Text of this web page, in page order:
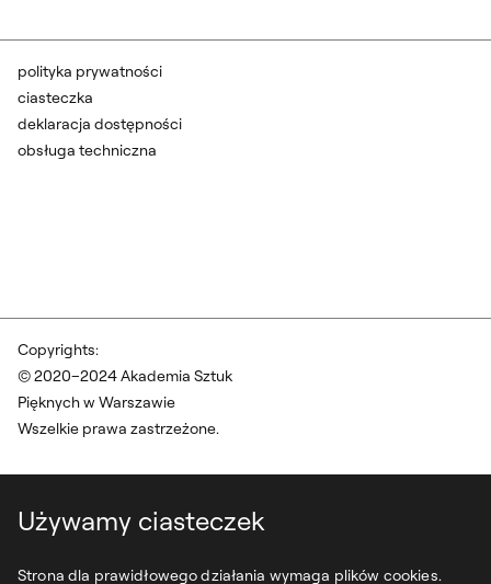
Używamy ciasteczek
Strona dla prawidłowego działania wymaga plików cookies.
Copyrights:
© 2020–2024 Akademia Sztuk
Pięknych w Warszawie
Wszelkie prawa zastrzeżone.
polityka prywatności
ciasteczka
deklaracja dostępności
obsługa techniczna